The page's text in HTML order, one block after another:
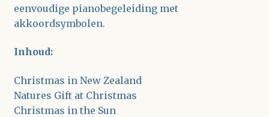
eenvoudige pianobegeleiding met
akkoordsymbolen.
Inhoud:
Christmas in New Zealand
Natures Gift at Christmas
Christmas in the Sun